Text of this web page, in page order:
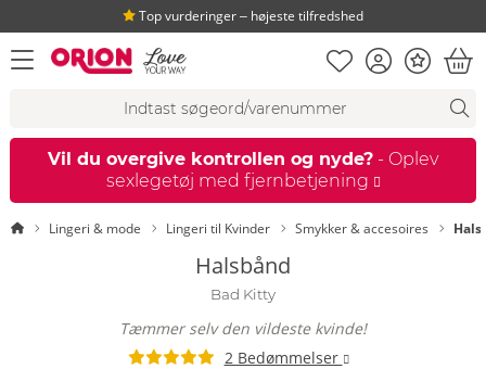
Top vurderinger ‒ højeste tilfredshed
åbn menu Huskeseddel
Kundekonto
Bonus
Vil du overgive kontrollen og nyde? - Oplev
sexlegetøj med fjernbetjening
StartsideLingeri & mode Lingeri til Kvinder Smykker & accesoires
Halsbånd
Bad Kitty
Tæmmer selv den vildeste kvinde!
2 Bedømmelser